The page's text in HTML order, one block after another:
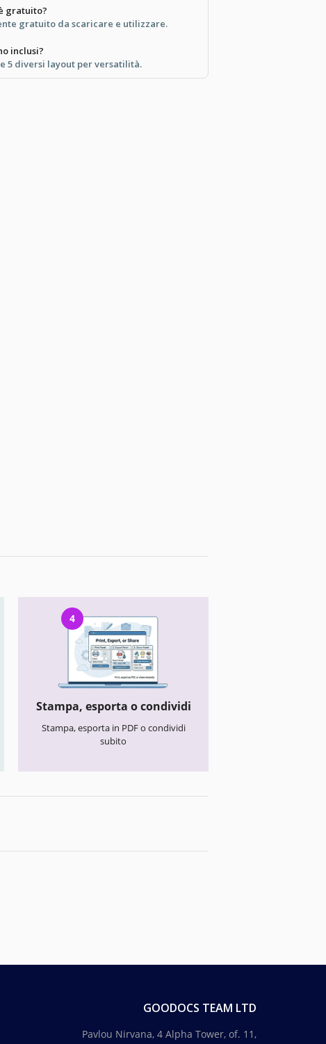
gratuito?
gratuito da scaricare e utilizzare.
inclusi?
5 diversi layout per versatilità.
4
Stampa, esporta o condividi
Stampa, esporta in PDF o condividi
subito
GOODOCS TEAM LTD
Pavlou Nirvana, 4 Alpha Tower, of. 11,